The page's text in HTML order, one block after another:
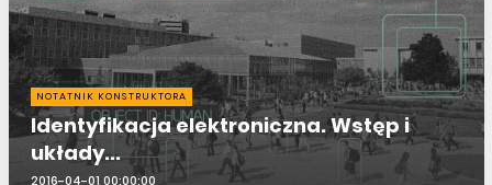
NOTATNIK KONSTRUKTORA
Identyfikacja elektroniczna. Wstęp i
układy...
2016-04-01 00:00:00